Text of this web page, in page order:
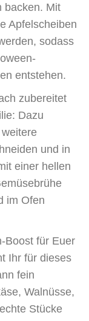
backen. Mit
Apfelscheiben
sodass
entstehen.
zubereitet
Dazu
und in
einer hellen
im Ofen
Boost für Euer
Ihr für dieses
fein
Walnüsse,
Stücke